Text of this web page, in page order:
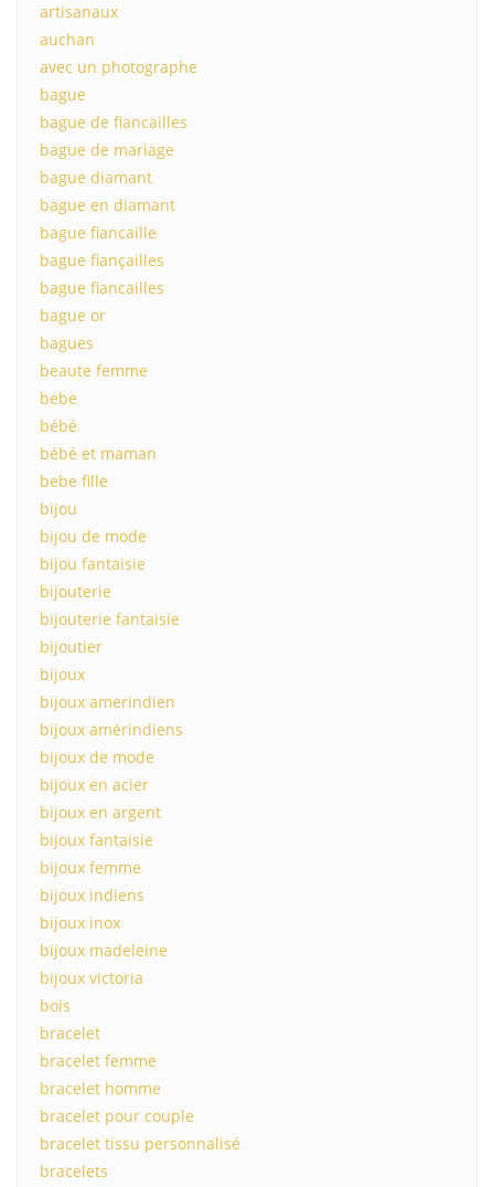
artisanaux
auchan
avec un photographe
bague
bague de fiancailles
bague de mariage
bague diamant
bague en diamant
bague fiancaille
bague fiançailles
bague fiancailles
bague or
bagues
beaute femme
bebe
bébé
bébé et maman
bebe fille
bijou
bijou de mode
bijou fantaisie
bijouterie
bijouterie fantaisie
bijoutier
bijoux
bijoux amerindien
bijoux amérindiens
bijoux de mode
bijoux en acier
bijoux en argent
bijoux fantaisie
bijoux femme
bijoux indiens
bijoux inox
bijoux madeleine
bijoux victoria
bois
bracelet
bracelet femme
bracelet homme
bracelet pour couple
bracelet tissu personnalisé
bracelets